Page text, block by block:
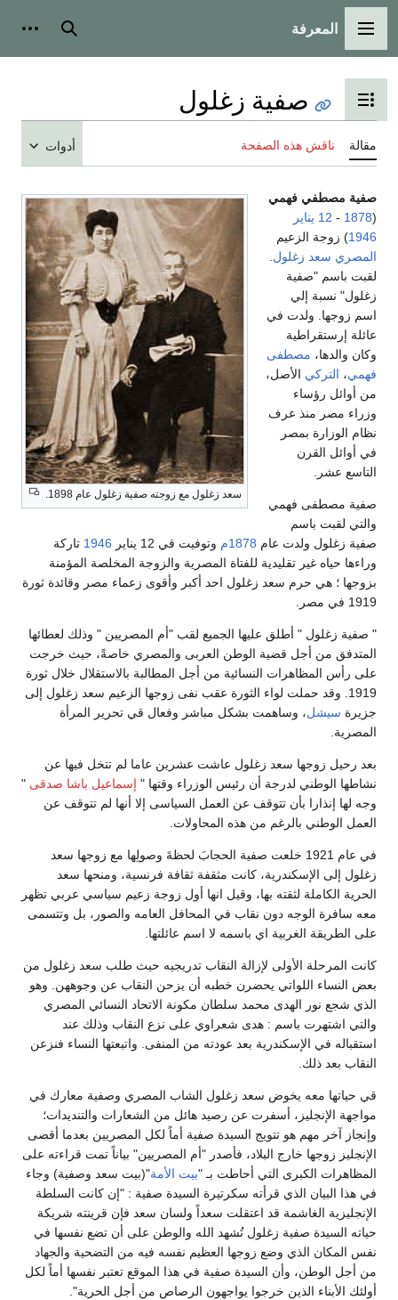
القائمة الرئيسية
المعرفة بحث
تبديل عرض جدول المحتويات
صفية زغلول
مقالة ناقش هذه الصفحة أدوات
سعد زغلول مع زوجته صفية زغلول عام 1898.
صفية مصطفي فهمي
(
1878
- 12 يناير
1946) زوجة الزعيم
المصري سعد زغلول
لقبت باسم "صفية
زغلول" نسبة إلي
اسم زوجها. ولدت في
عائلة إرستقراطية
وكان والدها، مصطفى
فهمي، التركي الأصل،
من أوائل رؤساء
وزراء مصر منذ عرف
نظام الوزارة بمصر
في أوائل القرن
التاسع عشر.
صفية مصطفى فهمي
والتي لقبت باسم
صفية زغلول ولدت عام 1878م وتوفيت قي 12 يناير 1946 تاركة
وراءها حياه غير تقليدية للفتاة المصرية والزوجة المخلصة المؤمنة
بزوجها ؛ هي حرم سعد زغلول احد أكبر وأقوى زعماء مصر وقائدة ثورة
1919 في مصر.
" صفية زغلول " أطلق عليها الجميع لقب "أم المصريين " وذلك لعطائها
المتدفق من أجل قضية الوطن العربى والمصري خاصةً، حيث خرجت
على رأس المظاهرات النسائية من أجل المطالبة بالاستقلال خلال ثورة
1919. وقد حملت لواء الثورة عقب نفى زوجها الزعيم سعد زغلول إلى
جزيرة سيشل، وساهمت بشكل مباشر وفعال قي تحرير المرأة
المصرية.
بعد رحيل زوجها سعد زغلول عاشت عشرين عاما لم تتخل فيها عن
نشاطها الوطني لدرجة أن رئيس الوزراء وقتها " إسماعيل باشا صدقى "
وجه لها إنذارا بأن تتوقف عن العمل السياسى إلا أنها لم تتوقف عن
العمل الوطني بالرغم من هذه المحاولات.
في عام 1921 خلعت صفية الحجابَ لحظةَ وصولِها مع زوجها سعد
زغلول إلى الإسكندرية، كانت مثقفة ثقافة فرنسية، ومنحها سعد
الحرية الكاملة لثقته بها، وقيل انها أول زوجة زعيم سياسي عربي تظهر
معه سافرة الوجه دون نقاب في المحافل العامه والصور، بل وتتسمى
على الطريقة الغربية اي باسمه لا اسم عائلتها.
كانت المرحلة الأولى لإزالة النقاب تدريجيه حيث طلب سعد زغلول من
بعض النساء اللواتي يحضرن خطبه أن يزحن النقاب عن وجوههن. وهو
الذي شجع نور الهدى محمد سلطان مكونة الاتحاد النسائي المصري
والتي اشتهرت باسم : هدى شعراوي على نزع النقاب وذلك عند
استقباله في الإسكندرية بعد عودته من المنفى. واتبعتها النساء فنزعن
النقاب بعد ذلك.
قي حياتها معه يخوض سعد زغلول الشاب المصري وصفية معارك في
مواجهة الإنجليز، أسفرت عن رصيد هائل من الشعارات والتنديدات؛
وإنجاز آخر مهم هو تتويج السيدة صفية أماً لكل المصريين بعدما أقصى
الإنجليز زوجها خارج البلاد، فأصدر "أم المصريين" بياناً تمت قراءته على
المظاهرات الكبرى التي أحاطت بـ "بيت الأمة"(بيت سعد وصفية) وجاء
في هذا البيان الذي قرأته سكرتيرة السيدة صفية : "إن كانت السلطة
الإنجليزية الغاشمة قد اعتقلت سعداً ولسان سعد فإن قرينته شريكة
حياته السيدة صفية زغلول تُشهد الله والوطن على أن تضع نفسها في
نفس المكان الذي وضع زوجها العظيم نفسه فيه من التضحية والجهاد
من أجل الوطن، وأن السيدة صفية في هذا الموقع تعتبر نفسها أماً لكل
أولئك الأبناء الذين خرجوا يواجهون الرصاص من أجل الحرية".